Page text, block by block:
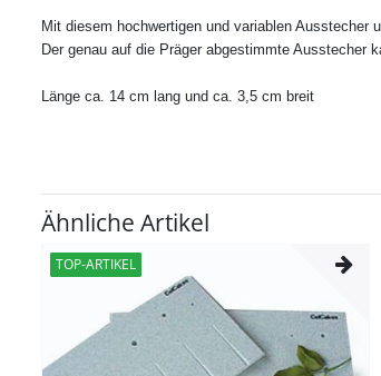
Mit diesem hochwertigen und variablen Ausstecher
Der genau auf die Präger abgestimmte Ausstecher
Länge ca. 14 cm lang und ca. 3,5 cm breit
Ähnliche Artikel
TOP-ARTIKEL